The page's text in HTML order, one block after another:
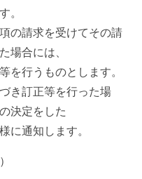
。
の請求を受けてその請
場合には、
を行うものとします。
き訂正等を行った場
決定をした
に通知します。